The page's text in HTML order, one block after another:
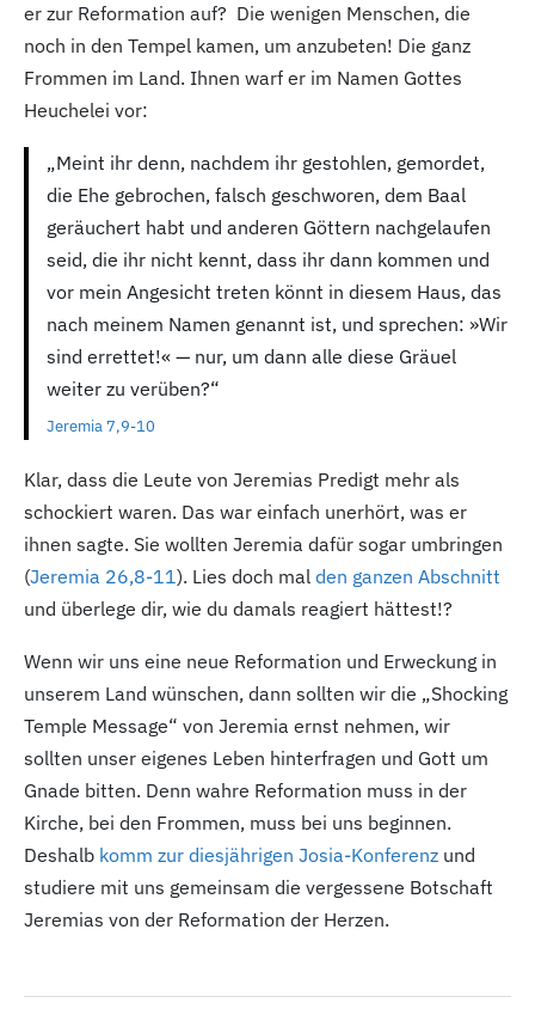
er zur Reformation auf? Die wenigen Menschen, die
noch in den Tempel kamen, um anzubeten! Die ganz
Frommen im Land. Ihnen warf er im Namen Gottes
Heuchelei vor:
„Meint ihr denn, nachdem ihr gestohlen, gemordet,
die Ehe gebrochen, falsch geschworen, dem Baal
geräuchert habt und anderen Göttern nachgelaufen
seid, die ihr nicht kennt, dass ihr dann kommen und
vor mein Angesicht treten könnt in diesem Haus, das
nach meinem Namen genannt ist, und sprechen: »Wir
sind errettet!« — nur, um dann alle diese Gräuel
weiter zu verüben?“
Jeremia 7,9-10
Klar, dass die Leute von Jeremias Predigt mehr als
schockiert waren. Das war einfach unerhört, was er
ihnen sagte. Sie wollten Jeremia dafür sogar umbringen
(Jeremia 26,8-11). Lies doch mal den ganzen Abschnitt
und überlege dir, wie du damals reagiert hättest!?
Wenn wir uns eine neue Reformation und Erweckung in
unserem Land wünschen, dann sollten wir die „Shocking
Temple Message“ von Jeremia ernst nehmen, wir
sollten unser eigenes Leben hinterfragen und Gott um
Gnade bitten. Denn wahre Reformation muss in der
Kirche, bei den Frommen, muss bei uns beginnen.
Deshalb komm zur diesjährigen Josia-Konferenz und
studiere mit uns gemeinsam die vergessene Botschaft
Jeremias von der Reformation der Herzen.